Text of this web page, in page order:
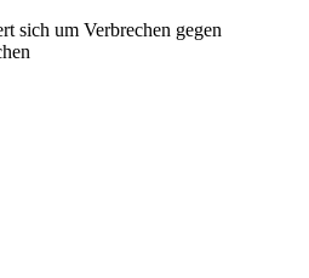
sich um Verbrechen gegen